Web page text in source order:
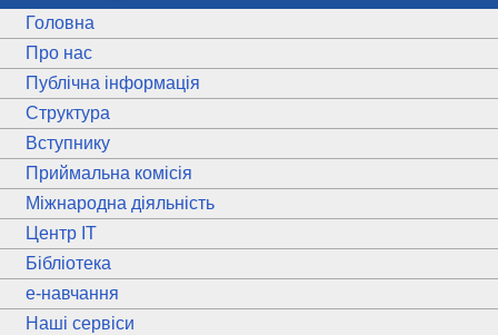
Головна
Про нас
Публічна інформація
Структура
Вступнику
Приймальна комісія
Міжнародна діяльність
Центр ІТ
Бібліотека
e-навчання
Наші сервіси